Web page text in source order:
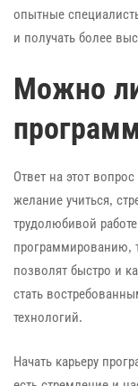
опытные
и получать более
Можно
Ответ на этот
желание учиться,
трудолюбивой
программированию,
позволят быстро и
стать
технологий.
Начать карьеру